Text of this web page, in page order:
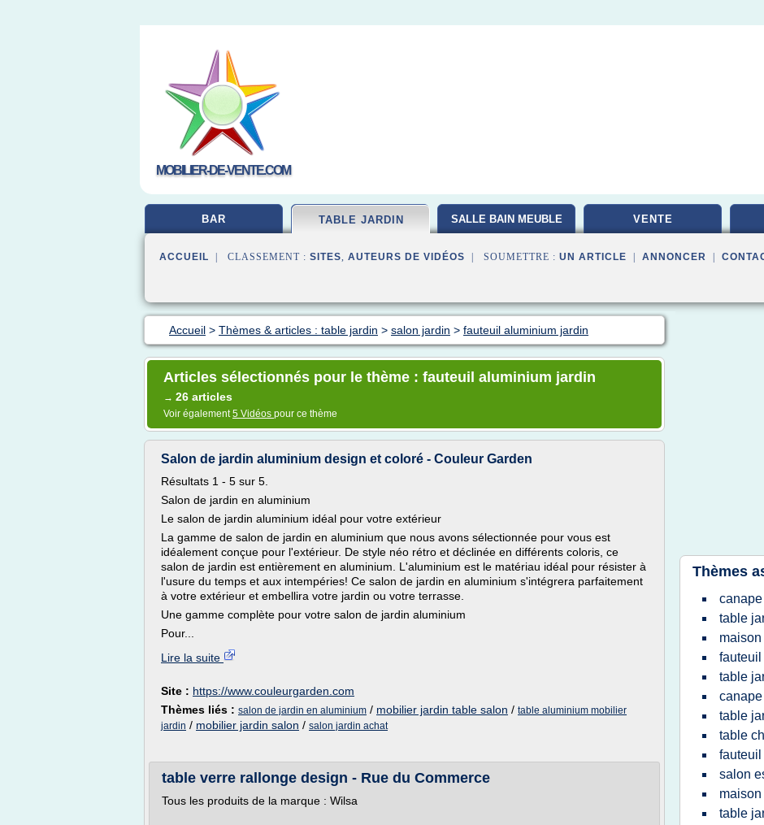
MOBILIER-DE-VENTE.COM
BAR TABLE JARDIN SALLE BAIN MEUBLE VENTE
ACCUEIL | CLASSEMENT : SITES, AUTEURS DE VIDÉOS | SOUMETTRE : UN ARTICLE ANNONCER
Accueil > Thèmes & articles : table jardin > salon jardin > fauteuil aluminium jardin
Articles sélectionnés pour le thème : fauteuil aluminium jardin
→ 26 articles
Voir également5 Vidéos pour ce thème
Salon de jardin aluminium design et coloré - Couleur Garden
Résultats 1 - 5 sur 5.
Salon de jardin en aluminium
Le salon de jardin aluminium idéal pour votre extérieur
La gamme de salon de jardin en aluminium que nous avons sélectionnée pour vous est
idéalement conçue pour l'extérieur. De style néo rétro et déclinée en différents coloris, ce
salon de jardin est entièrement en aluminium. L'aluminium est le matériau idéal pour résister à
l'usure du temps et aux intempéries! Ce salon de jardin en aluminium s'intégrera parfaitement
à votre extérieur et embellira votre jardin ou votre terrasse.
Une gamme complète pour votre salon de jardin aluminium
Pour...
Lire la suite
Site : https://www.couleurgarden.com
Thèmes liés : salon de jardin en aluminium / mobilier jardin table salon / table aluminium mobilier
jardin / mobilier jardin salon / salon jardin achat
table verre rallonge design - Rue du Commerce
Tous les produits de la marque : Wilsa
Thèmes
table
table
table
table
fauteuil
salon
table